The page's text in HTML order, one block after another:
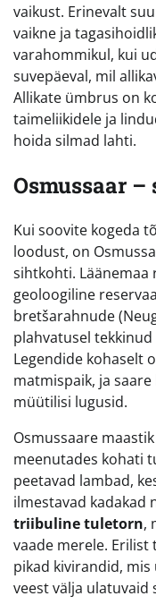
vaikust. Erinevalt
vaikne ja
varahommikul, kui
suvepäeval, mil
Allikate ümbrus on
taimeliikidele ja
hoida silmad lahti.
Osmussaar
Kui soovite kogeda
loodust, on
sihtkohti. Läänemaa
geoloogiline
bretšarahnude
plahvatusel
Legendide kohaselt
matmispaik, ja
müütilisi lugusid.
Osmussaare
meenutades kohati
peetavad lambad,
ilmestavad kadakad
triibuline tuletorn,
vaade merele. Erilist
pikad kivirandid,
veest välja ulatuvaid